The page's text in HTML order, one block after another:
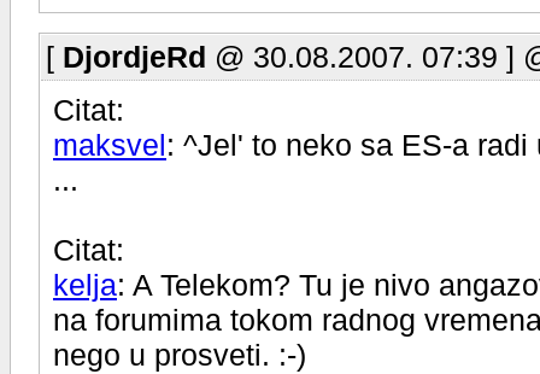
[ DjordjeRd @ 30.08.2007. 07:39 ]
Citat:
maksvel: ^Jel' to neko sa ES-a radi
...
Citat:
kelja: A Telekom? Tu je nivo
na forumima tokom radnog
nego u prosveti. :-)